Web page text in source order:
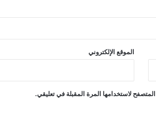
الموقع الإلكتروني
لاستخدامها المرة المقبلة في تعليقي.